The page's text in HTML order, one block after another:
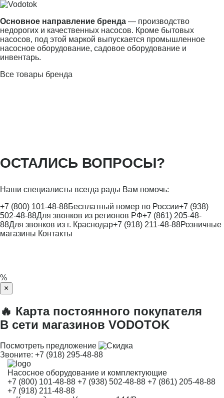
Основное направление бренда — производство
недорогих и качественных насосов. Кроме бытовых
насосов, под этой маркой выпускается промышленное
насосное оборудование, садовое оборудование и
инвентарь.
Все товары бренда
ОСТАЛИСЬ ВОПРОСЫ?
Наши специалисты всегда рады Вам помочь:
+7 (800) 101-48-88Бесплатный номер по России+7 (938)
502-48-88Для звонков из регионов РФ+7 (861) 205-48-
88Для звонков из г. Краснодар+7 (918) 211-48-88Розничные
магазины Контакты
%
×
🔥 Карта постоянного покупателя
В сети магазинов VODOTOK
Посмотреть предложение
Звоните: +7 (918) 295-48-88
Насосное оборудование и комплектующие
+7 (800) 101-48-88 +7 (938) 502-48-88 +7 (861) 205-48-88
+7 (918) 211-48-88